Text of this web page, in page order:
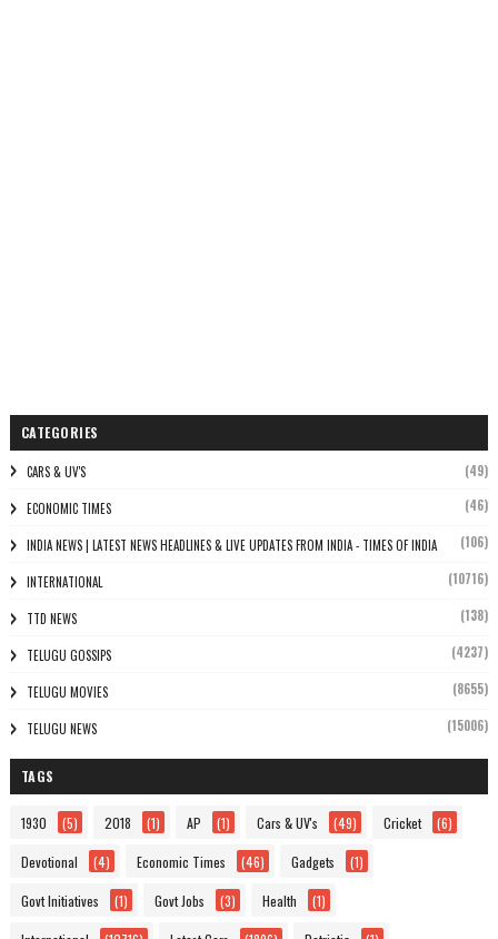
CATEGORIES
CARS & UV'S (49)
ECONOMIC TIMES (46)
INDIA NEWS | LATEST NEWS HEADLINES & LIVE UPDATES FROM INDIA - TIMES OF INDIA (106)
INTERNATIONAL (10716)
TTD NEWS (138)
TELUGU GOSSIPS (4237)
TELUGU MOVIES (8655)
TELUGU NEWS (15006)
TAGS
1930 (5) 2018 (1) AP (1) Cars & UV's (49) Cricket (6)
Devotional (4) Economic Times (46) Gadgets (1)
Govt Initiatives (1) Govt Jobs (3) Health (1)